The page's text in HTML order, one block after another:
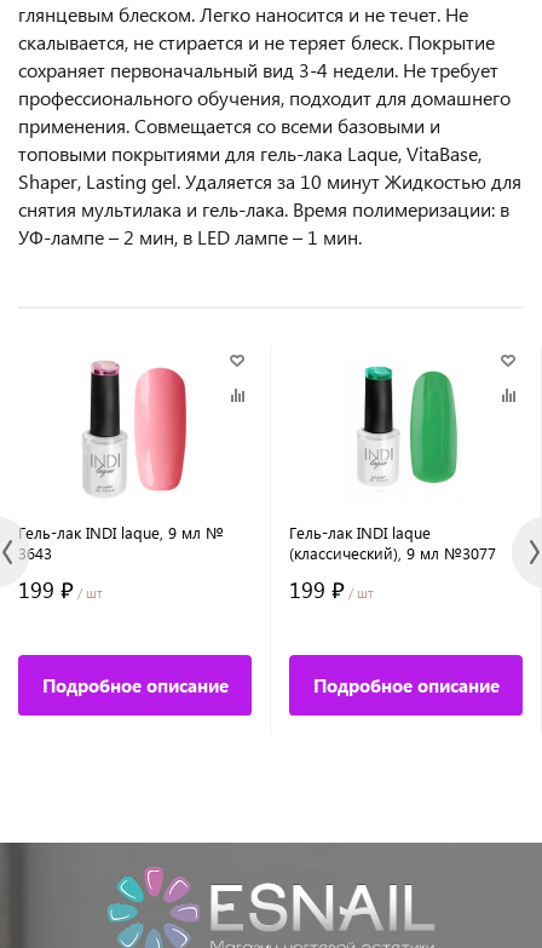
глянцевым блеском. Легко наносится и не течет. Не
скалывается, не стирается и не теряет блеск. Покрытие
сохраняет первоначальный вид 3-4 недели. Не требует
профессионального обучения, подходит для домашнего
применения. Совмещается со всеми базовыми и
топовыми покрытиями для гель-лака Laque, VitaBase,
Shaper, Lasting gel. Удаляется за 10 минут Жидкостью для
снятия мультилака и гель-лака. Время полимеризации: в
УФ-лампе – 2 мин, в LED лампе – 1 мин.
Гель-лак INDI laque, 9 мл №
3643
199 ₽ / шт
Подробное описание
Гель-лак INDI laque
(классический), 9 мл №3077
199 ₽ / шт
Подробное описание